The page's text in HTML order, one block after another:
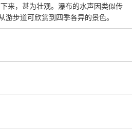
来，甚为壮观。瀑布的水声因类似传
游步道可欣赏到四季各异的景色。